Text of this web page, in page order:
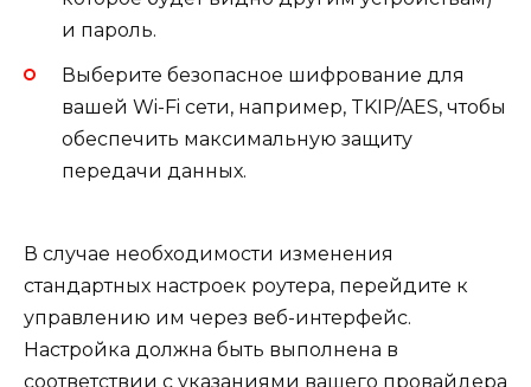
и пароль.
Выберите безопасное шифрование для
вашей Wi-Fi сети, например, TKIP/AES, чтобы
обеспечить максимальную защиту
передачи данных.
В случае необходимости изменения
стандартных настроек роутера, перейдите к
управлению им через веб-интерфейс.
Настройка должна быть выполнена в
соответствии с указаниями вашего провайдера